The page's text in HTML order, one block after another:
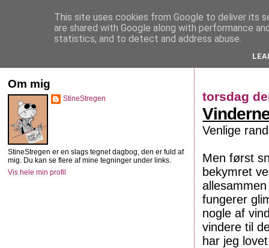
StineStregen
torsdag
Venlige
Men først
bekymret
fungerer
nogle af
vindere til
har jeg
Om mig
StineStregen
StineStregen er en slags tegnet dagbog, den er fuld af
mig. Du kan se flere af mine tegninger under links.
Vis hele min profil
This site uses cookies from Google to deliver its
are shared with Google along with performance
statistics, and to detect and address abuse.